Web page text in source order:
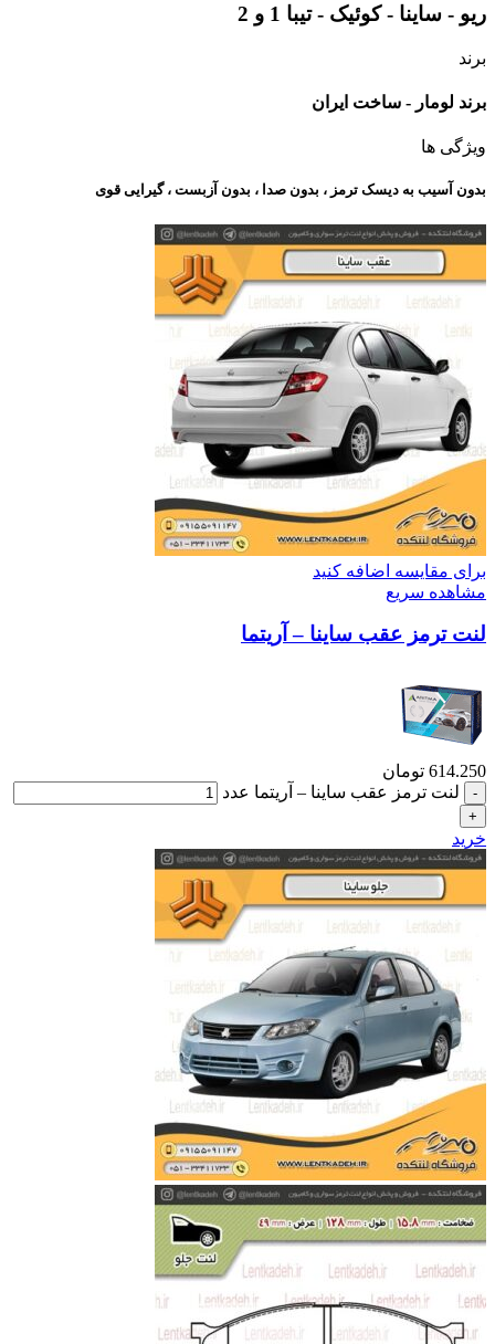
ریو - ساینا - کوئیک - تیبا 1 و 2
برند
برند لومار - ساخت ایران
ویژگی ها
بدون آسیب به دیسک ترمز ، بدون صدا ، بدون آزبست ، گیرایی قوی​
برای مقایسه اضافه کنید
مشاهده سریع
لنت ترمز عقب ساینا – آریتما
614.250 تومان
لنت ترمز عقب ساینا – آریتما عدد
خرید